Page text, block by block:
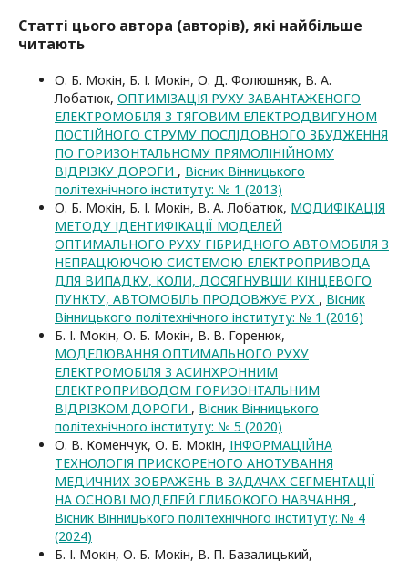
Статті цього автора (авторів), які найбільше
читають
О. Б. Мокін, Б. І. Мокін, О. Д. Фолюшняк, В. А.
Лобатюк, ОПТИМІЗАЦІЯ РУХУ ЗАВАНТАЖЕНОГО
ЕЛЕКТРОМОБІЛЯ З ТЯГОВИМ ЕЛЕКТРОДВИГУНОМ
ПОСТІЙНОГО СТРУМУ ПОСЛІДОВНОГО ЗБУДЖЕННЯ
ПО ГОРИЗОНТАЛЬНОМУ ПРЯМОЛІНІЙНОМУ
ВІДРІЗКУ ДОРОГИ , Вісник Вінницького
політехнічного інституту: № 1 (2013)
О. Б. Мокін, Б. І. Мокін, В. А. Лобатюк, МОДИФІКАЦІЯ
МЕТОДУ ІДЕНТИФІКАЦІЇ МОДЕЛЕЙ
ОПТИМАЛЬНОГО РУХУ ГІБРИДНОГО АВТОМОБІЛЯ З
НЕПРАЦЮЮЧОЮ СИСТЕМОЮ ЕЛЕКТРОПРИВОДА
ДЛЯ ВИПАДКУ, КОЛИ, ДОСЯГНУВШИ КІНЦЕВОГО
ПУНКТУ, АВТОМОБІЛЬ ПРОДОВЖУЄ РУХ , Вісник
Вінницького політехнічного інституту: № 1 (2016)
Б. І. Мокін, О. Б. Мокін, В. В. Горенюк,
МОДЕЛЮВАННЯ ОПТИМАЛЬНОГО РУХУ
ЕЛЕКТРОМОБІЛЯ З АСИНХРОННИМ
ЕЛЕКТРОПРИВОДОМ ГОРИЗОНТАЛЬНИМ
ВІДРІЗКОМ ДОРОГИ , Вісник Вінницького
політехнічного інституту: № 5 (2020)
О. В. Коменчук, О. Б. Мокін, ІНФОРМАЦІЙНА
ТЕХНОЛОГІЯ ПРИСКОРЕНОГО АНОТУВАННЯ
МЕДИЧНИХ ЗОБРАЖЕНЬ В ЗАДАЧАХ СЕГМЕНТАЦІЇ
НА ОСНОВІ МОДЕЛЕЙ ГЛИБОКОГО НАВЧАННЯ ,
Вісник Вінницького політехнічного інституту: № 4
(2024)
Б. І. Мокін, О. Б. Мокін, В. П. Базалицький,